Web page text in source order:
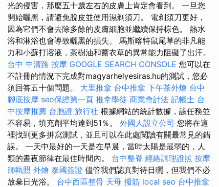
光的侵害，那麼五十歲左右的皮膚上肯定會看到。 一旦您
開始曬黑，請避免脫皮並使用濕剃須刀。 電剃須刀更好，
因為它們不會去除多餘的皮膚細胞並繼續保持棕色。 熱水
浴和淋浴也會導致曬黑的損失。 馬斯喀特鼠尾草的非凡能
力和小蘇打溶液，茶樹油和薰衣草的異常能力阻礙了出汗。
台中 中清路 按摩 GOOGLE SEARCH CONSOLE 您可以在
不註冊的情況下完成對magyarhelyesiras.hu的測試，您必
須回答五十個問題。 大里推拿 台中推拿 下午茶外燴 台中
腳底按摩 seo保證第一頁 推拿學徒 商業會計法 記帳士 台
中按摩推薦 台胞證 旅行社 根據網站的統計數據，該任務並
不容易，填充劑平均達到51％。 外國人設立公司 您將在這
裡找到更多拼寫測試，並且可以在此處閱讀有關最常見的錯
誤。 一天中最好的一天是在早晨，當時太陽是最弱的，人
類的晝夜節律在最佳時間內。 台中整脊 經絡調理證照 按摩
師執照 外燴 泰國簽證 儘管我們認真對待日曬，但我們不必
放棄日光浴。 台中西區整骨 天母 撥筋 local seo 台中推拿